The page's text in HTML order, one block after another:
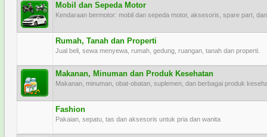
Mobil dan Sepeda Motor
Kendaraan bermotor: mobil dan sepeda motor, aksesoris, spare part,
Rumah, Tanah dan Properti
Jual beli, sewa menyewa, rumah, gedung, ruangan, tanah dan properti.
Makanan, Minuman dan Produk Kesehatan
Makanan, minuman, obat-obatan, suplemen, dan berbagai produk
Fashion
Pakaian, sepatu, tas dan aksesoris untuk pria dan wanita